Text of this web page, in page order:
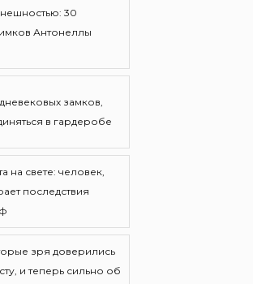
30
Антонеллы
замков,
в гардеробе
на свете: человек,
последствия
зря доверились
и теперь сильно об